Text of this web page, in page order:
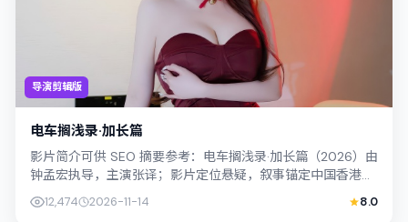
导演剪辑版
电车搁浅录·加长篇
影片简介可供 SEO 摘要参考：电车搁浅录·加长篇（2026）由
钟孟宏执导，主演张译；影片定位悬疑，叙事锚定中国香港的
社会议题与个体命运，镜头克...
12,474 2026-11-14 8.0